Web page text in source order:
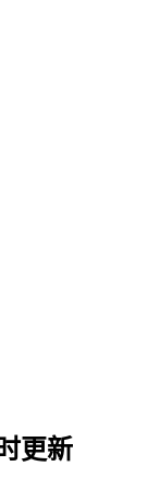
更新